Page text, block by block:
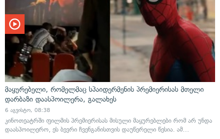
მაყურებელი, რომელმაც სპაიდერმენის პრემიერისას მთელი
დარბაზი დაასპოილერა, გალახეს
6 აგვისტო, 08:38
კინოთეატრში ფილმის პრემიერისას მისული მაყურებლები რომ არ უნდა
დაასპოილერო, ეს ბევრი ჩვენგანისთვის დაუწერელი წესია. ამ…